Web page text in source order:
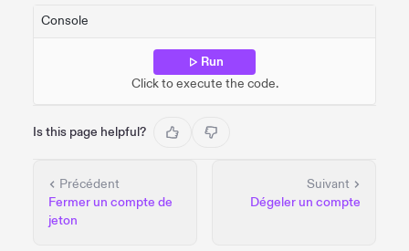
Console
Run
Click to execute the code.
Is this page helpful?
Précédent
Fermer un compte de
jeton
Suivant
Dégeler un compte